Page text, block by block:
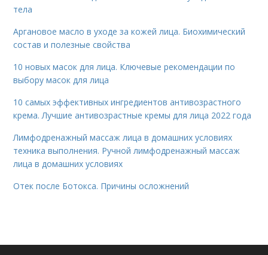
тела
Аргановое масло в уходе за кожей лица. Биохимический
состав и полезные свойства
10 новых масок для лица. Ключевые рекомендации по
выбору масок для лица
10 самых эффективных ингредиентов антивозрастного
крема. Лучшие антивозрастные кремы для лица 2022 года
Лимфодренажный массаж лица в домашних условиях
техника выполнения. Ручной лимфодренажный массаж
лица в домашних условиях
Отек после Ботокса. Причины осложнений